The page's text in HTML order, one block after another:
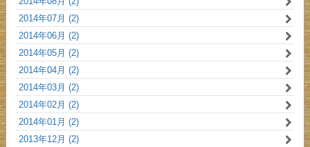
2014年07月 (2)
2014年06月 (2)
2014年05月 (2)
2014年04月 (2)
2014年03月 (2)
2014年02月 (2)
2014年01月 (2)
2013年12月 (2)